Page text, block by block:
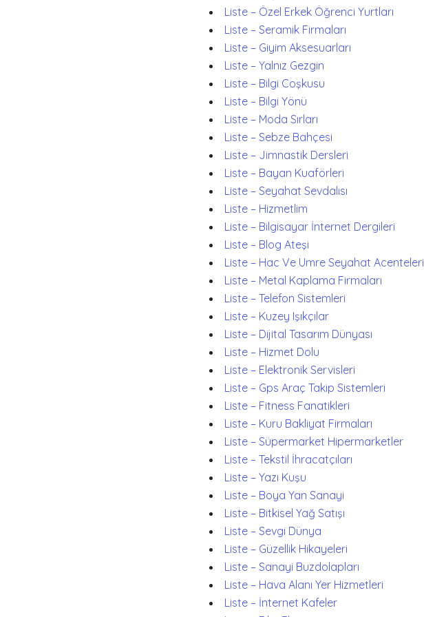
Liste – Özel Erkek Öğrenci Yurtları
Liste – Seramik Firmaları
Liste – Giyim Aksesuarları
Liste – Yalnız Gezgin
Liste – Bilgi Coşkusu
Liste – Bilgi Yönü
Liste – Moda Sırları
Liste – Sebze Bahçesi
Liste – Jimnastik Dersleri
Liste – Bayan Kuaförleri
Liste – Seyahat Sevdalısı
Liste – Hizmetlim
Liste – Bilgisayar İnternet Dergileri
Liste – Blog Ateşi
Liste – Hac Ve Umre Seyahat Acenteleri
Liste – Metal Kaplama Firmaları
Liste – Telefon Sistemleri
Liste – Kuzey Işıkçılar
Liste – Dijital Tasarım Dünyası
Liste – Hizmet Dolu
Liste – Elektronik Servisleri
Liste – Gps Araç Takip Sistemleri
Liste – Fitness Fanatikleri
Liste – Kuru Bakliyat Firmaları
Liste – Süpermarket Hipermarketler
Liste – Tekstil İhracatçıları
Liste – Yazı Kuşu
Liste – Boya Yan Sanayi
Liste – Bitkisel Yağ Satışı
Liste – Sevgi Dünya
Liste – Güzellik Hikayeleri
Liste – Sanayi Buzdolapları
Liste – Hava Alanı Yer Hizmetleri
Liste – İnternet Kafeler